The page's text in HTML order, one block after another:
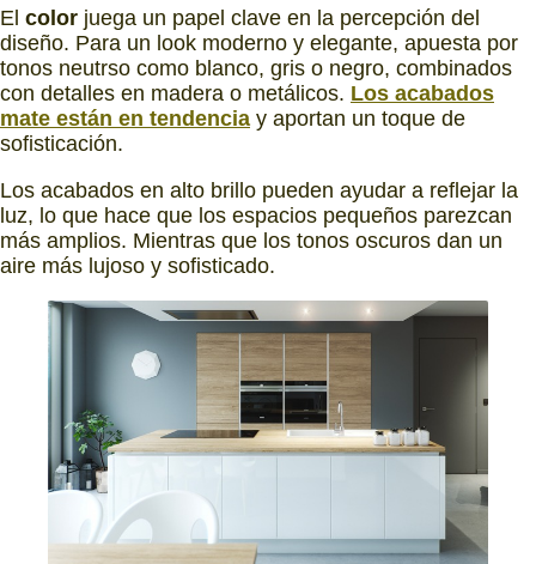
El color juega un papel clave en la percepción del
diseño. Para un look moderno y elegante, apuesta por
tonos neutrso como blanco, gris o negro, combinados
con detalles en madera o metálicos. Los acabados
mate están en tendencia y aportan un toque de
sofisticación.
Los acabados en alto brillo pueden ayudar a reflejar la
luz, lo que hace que los espacios pequeños parezcan
más amplios. Mientras que los tonos oscuros dan un
aire más lujoso y sofisticado.